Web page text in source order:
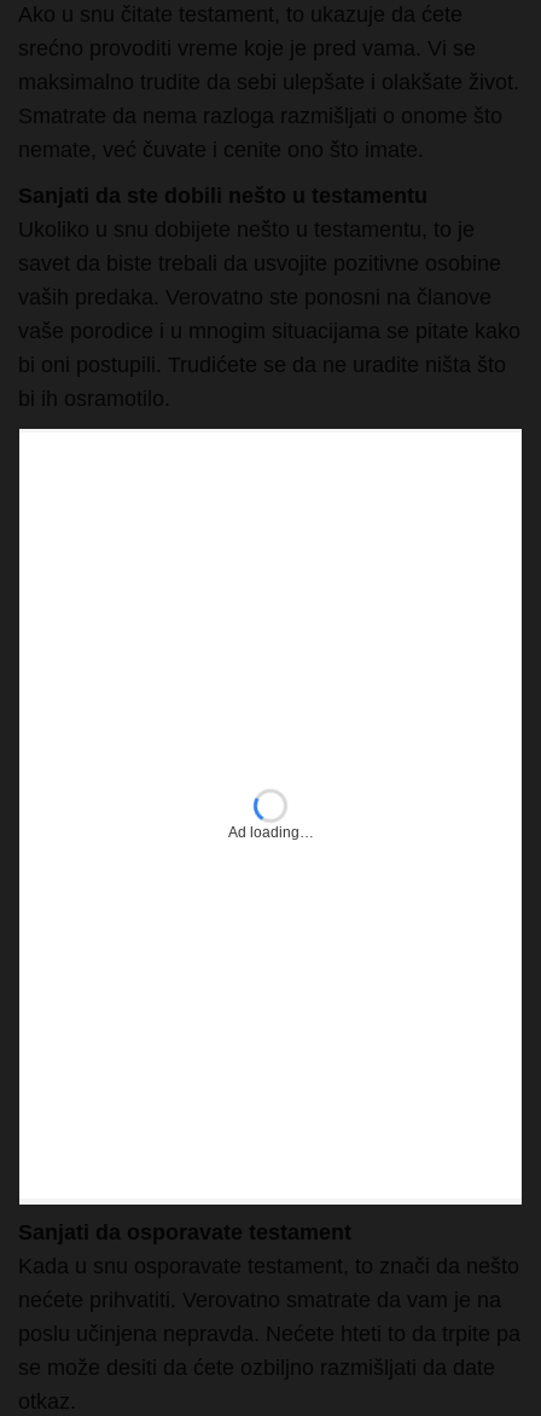
Ako u snu čitate testament, to ukazuje da ćete
srećno provoditi vreme koje je pred vama. Vi se
maksimalno trudite da sebi ulepšate i olakšate život.
Smatrate da nema razloga razmišljati o onome što
nemate, već čuvate i cenite ono što imate.
Sanjati da ste dobili nešto u testamentu
Ukoliko u snu dobijete nešto u testamentu, to je
savet da biste trebali da usvojite pozitivne osobine
vaših predaka. Verovatno ste ponosni na članove
vaše porodice i u mnogim situacijama se pitate kako
bi oni postupili. Trudićete se da ne uradite ništa što
bi ih osramotilo.
Kada u snu osporavate testament, to znači da nešto
nećete prihvatiti. Verovatno smatrate da vam je na
poslu učinjena nepravda. Nećete hteti to da trpite pa
se može desiti da ćete ozbiljno razmišljati da date
otkaz.
Sanjati da ste pronašli tuđi testament